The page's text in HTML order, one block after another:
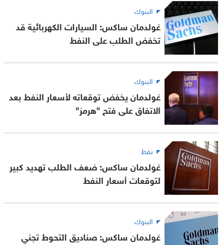
البنوك
غولدمان ساكس: السيارات الكهربائية قد
تخفض الطلب على النفط
البنوك
غولدمان يخفض توقعاته لأسعار النفط بعد
الاتفاق على فتح "هرمز"
نفط
غولدمان ساكس: ضعف الطلب تهديد كبير
لتوقعات أسعار النفط
البنوك
غولدمان ساكس: صناديق التحوط تجني